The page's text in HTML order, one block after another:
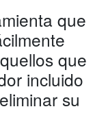
que
que
incluido
su